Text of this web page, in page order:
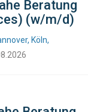
Beratung
(w/m/d)
Köln,